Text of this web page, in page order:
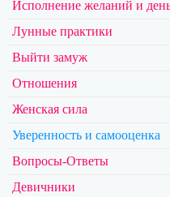
Исполнение желаний и
Лунные практики
Выйти замуж
Отношения
Женская сила
Уверенность и самооценка
Вопросы-Ответы
Девичники